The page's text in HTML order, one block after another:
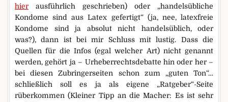
hierausführlich geschrieben) oder „handelsübliche
Kondome sind aus Latex gefertigt“ (ja, nee, latexfreie
Kondome sind ja absolut nicht handelsüblich, oder
was?), dann ist bei mir Schluss mit lustig. Dass die
Quellen für die Infos (egal welcher Art) nicht genannt
werden, gehört ja – Urheberrechtsdebatte hin oder her –
bei diesen Zubringerseiten schon zum „guten Ton“…
schließlich soll es ja als eigene „Ratgeber“-Seite
rüberkommen (Kleiner Tipp an die Macher: Es ist sehr